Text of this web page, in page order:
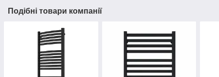
Подібні товари компанії